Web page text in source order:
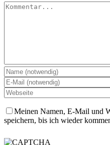
Kommentar
Meinen Namen, E-Mail und
speichern, bis ich wieder